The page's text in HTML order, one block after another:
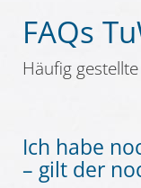
FAQs
Häufig
Ich habe
– gilt der